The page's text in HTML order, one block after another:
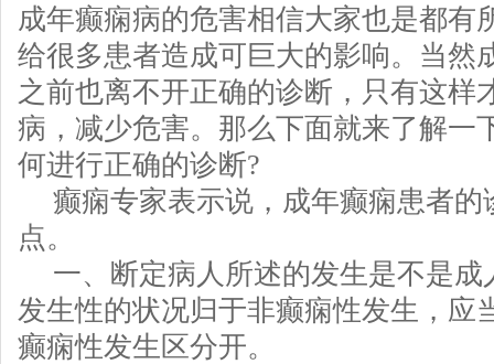
成年癫痫病的危害相信大家也是都有
给很多患者造成可巨大的影响。当然
之前也离不开正确的诊断，只有这样
病，减少危害。那么下面就来了解一
何进行正确的诊断?
癫痫专家表示说，成年癫痫患者
点。
一、断定病人所述的发生是不是
发生性的状况归于非癫痫性发生，应
癫痫性发生区分开。